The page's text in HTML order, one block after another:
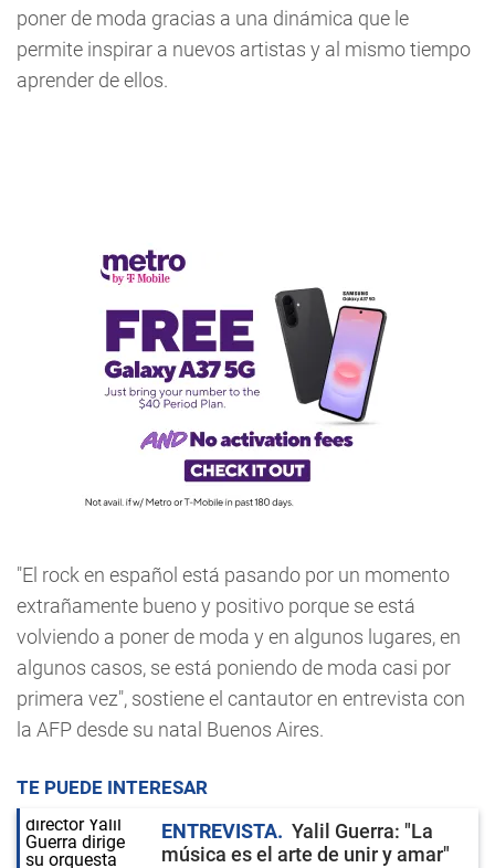
poner de moda gracias a una dinámica que le
permite inspirar a nuevos artistas y al mismo tiempo
aprender de ellos.
"El rock en español está pasando por un momento
extrañamente bueno y positivo porque se está
volviendo a poner de moda y en algunos lugares, en
algunos casos, se está poniendo de moda casi por
primera vez", sostiene el cantautor en entrevista con
la AFP desde su natal Buenos Aires.
TE PUEDE INTERESAR
ENTREVISTA
Yalil Guerra: "La
música es el arte de unir y amar"